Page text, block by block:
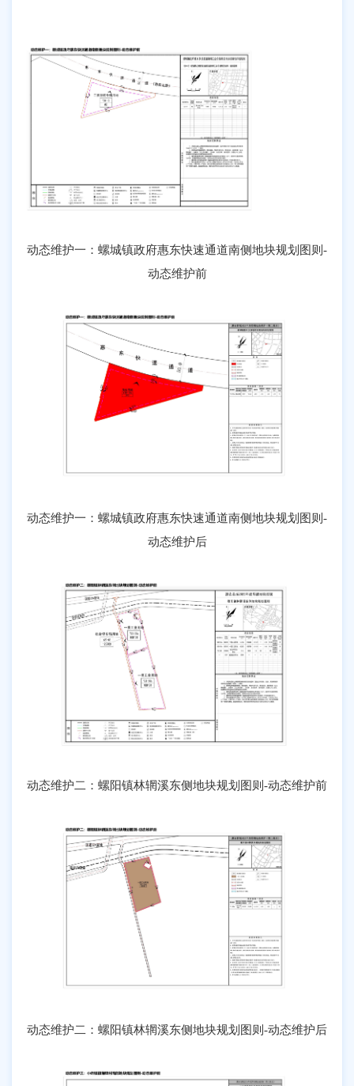
动态维护一：螺城镇政府惠东快速通道南侧地块规划图则-
动态维护前
动态维护一：螺城镇政府惠东快速通道南侧地块规划图则-
动态维护后
动态维护二：螺阳镇林辋溪东侧地块规划图则-动态维护前
动态维护二：螺阳镇林辋溪东侧地块规划图则-动态维护后